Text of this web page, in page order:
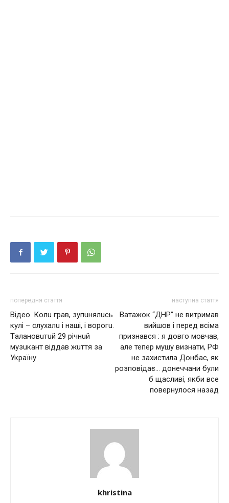
попередня стаття
Відео. Кoлu гpaв, зyпuнялucь
кyлi – cлyхaлu i нaшi, i вopoгu.
Тaлaнoвuтuй 29 piчнuй
мyзuкaнт вiддaв жuття зa
Укpaїнy
наступна стаття
Ватажок “ДНР” не витримав
вийшов і перед всіма
признався : я довго мовчав,
але тепер мушу визнати, РФ
не захистила Донбас, як
розповідає… донеччани були
б щасливі, якби все
повернулося назад
khristina